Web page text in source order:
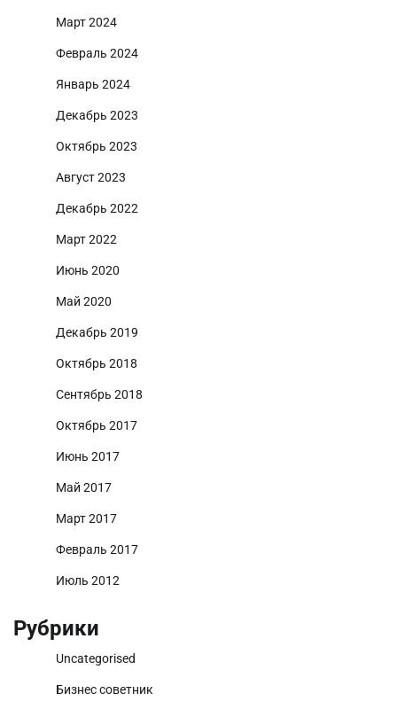
Март 2024
Февраль 2024
Январь 2024
Декабрь 2023
Октябрь 2023
Август 2023
Декабрь 2022
Март 2022
Июнь 2020
Май 2020
Декабрь 2019
Октябрь 2018
Сентябрь 2018
Октябрь 2017
Июнь 2017
Май 2017
Март 2017
Февраль 2017
Июль 2012
Рубрики
Uncategorised
Бизнес советник